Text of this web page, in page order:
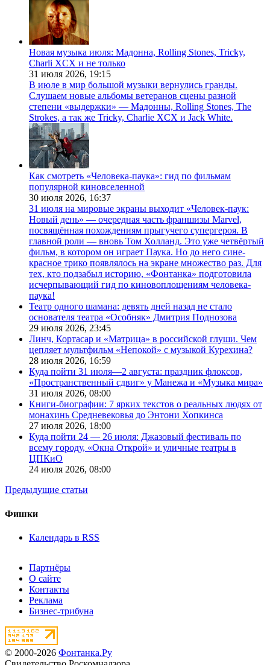
Новая музыка июля: Мадонна, Rolling Stones, Tricky,
Charli XCX и не только
31 июля 2026, 19:15
В июле в мир большой музыки вернулись гранды.
Слушаем новые альбомы ветеранов сцены разной
степени «выдержки» — Мадонны, Rolling Stones, The
Strokes, а так же Tricky, Charlie XCX и Jack White.
Как смотреть «Человека-паука»: гид по фильмам
популярной киновселенной
30 июля 2026, 16:37
31 июля на мировые экраны выходит «Человек-паук:
Новый день» — очередная часть франшизы Marvel,
посвящённая похождениям прыгучего супергероя. В
главной роли — вновь Том Холланд. Это уже четвёртый
фильм, в котором он играет Паука. Но до него сине-
красное трико появлялось на экране множество раз. Для
тех, кто подзабыл историю, «Фонтанка» подготовила
исчерпывающий гид по киновоплощениям человека-
паука!
Театр одного шамана: девять дней назад не стало
основателя театра «Особняк» Дмитрия Поднозова
29 июля 2026, 23:45
Линч, Кортасар и «Матрица» в российской глуши. Чем
цепляет мультфильм «Непокой» с музыкой Курехина?
28 июля 2026, 16:59
Куда пойти 31 июля—2 августа: праздник флоксов,
«Пространственный сдвиг» у Манежа и «Музыка мира»
31 июля 2026, 08:00
Книги-биографии: 7 ярких текстов о реальных людях от
монахинь Средневековья до Энтони Хопкинса
27 июля 2026, 18:00
Куда пойти 24 — 26 июля: Джазовый фестиваль по
всему городу, «Окна Открой» и уличные театры в
ЦПКиО
24 июля 2026, 08:00
Предыдущие статьи
Фишки
Календарь в RSS
Партнёры
О сайте
Контакты
Реклама
Бизнес-трибуна
© 2000-2026 Фонтанка.Ру